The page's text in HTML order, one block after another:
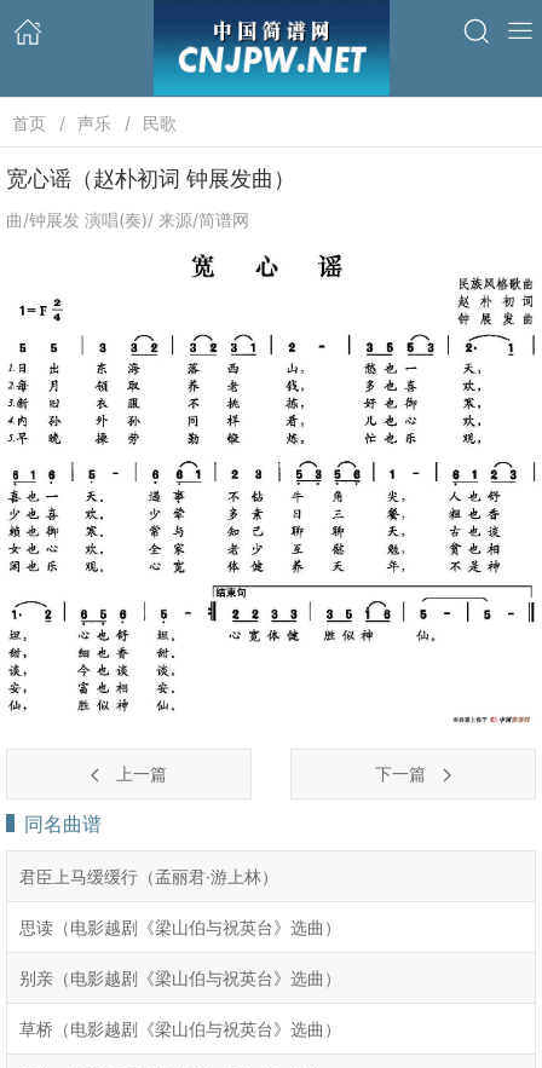
首页 声乐 民歌
宽心谣（赵朴初词 钟展发曲）
曲/钟展发 演唱(奏)/ 来源/简谱网
上一篇 下一篇
同名曲谱
君臣上马缓缓行（孟丽君·游上林）
思读（电影越剧《梁山伯与祝英台》选曲）
别亲（电影越剧《梁山伯与祝英台》选曲）
草桥（电影越剧《梁山伯与祝英台》选曲）